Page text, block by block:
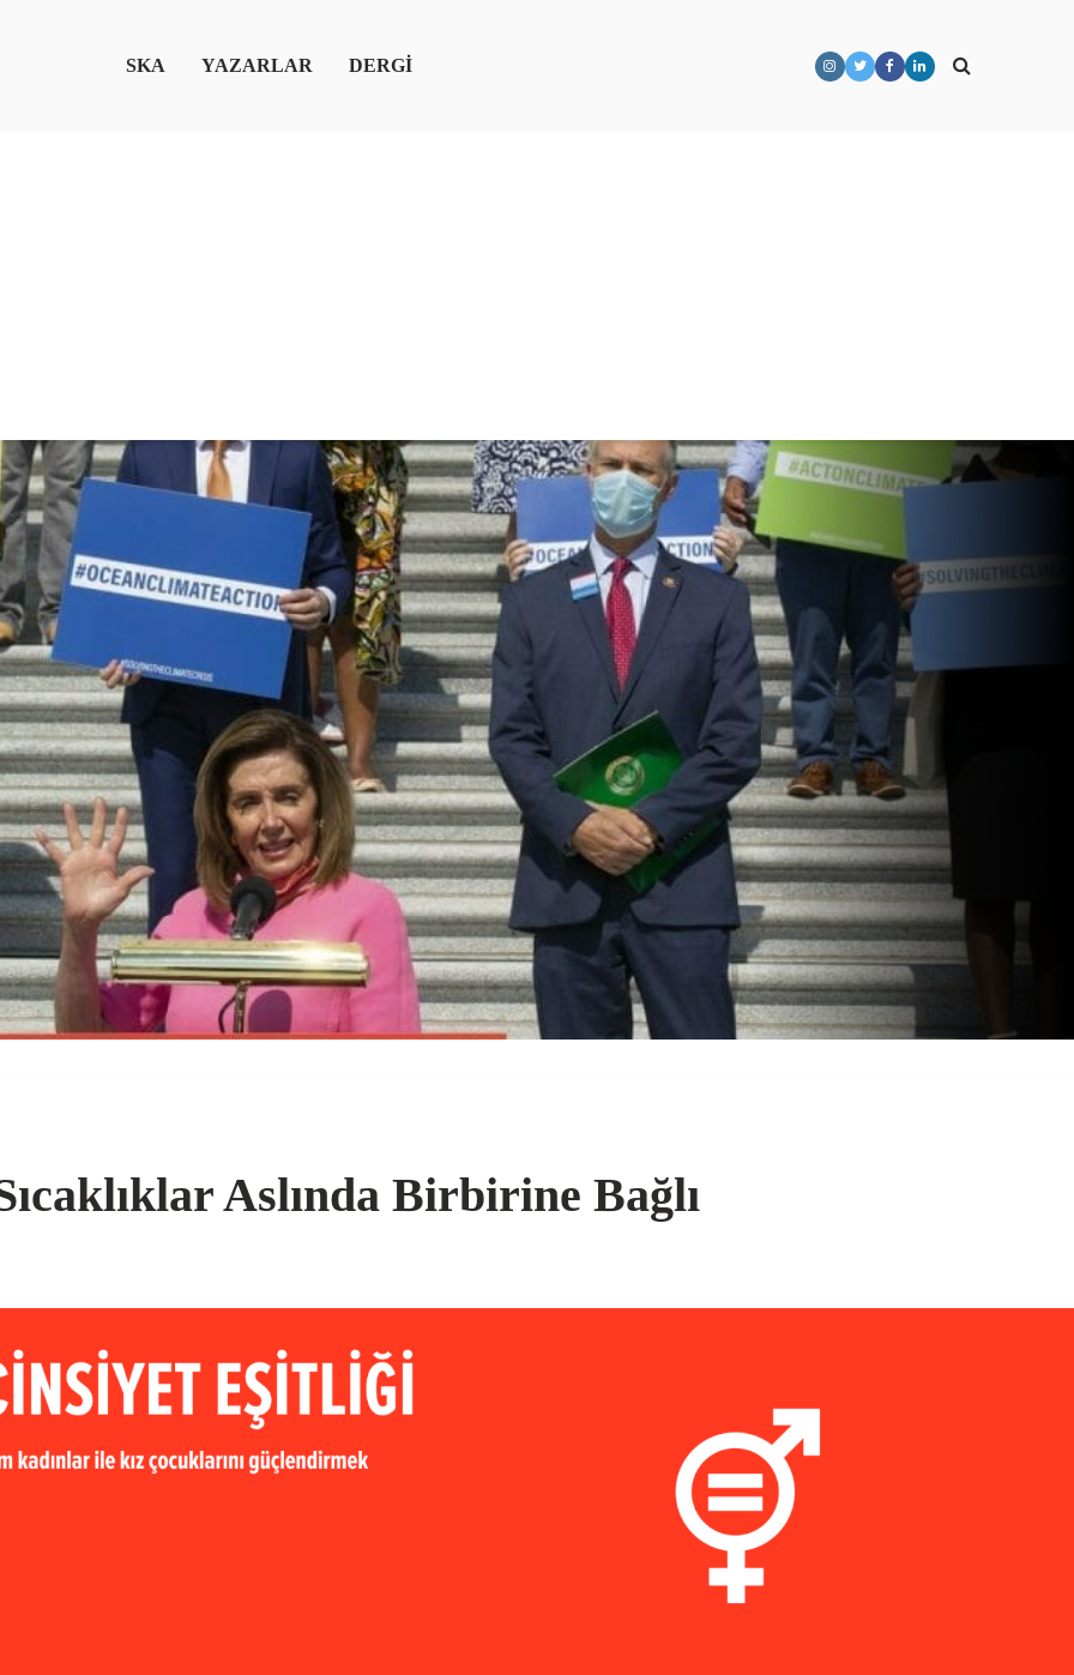
SKA YAZARLAR DERGİ
Aslında Birbirine Bağlı